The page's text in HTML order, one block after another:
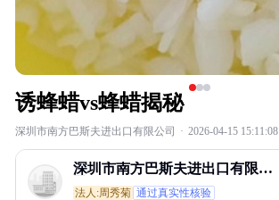
诱蜂蜡vs蜂蜡揭秘
深圳市南方巴斯夫进出口有限公司 · 2026-04-15 15:11:08
深圳市南方巴斯夫进出口有限公
司
法人:周秀菊 通过真实性核验